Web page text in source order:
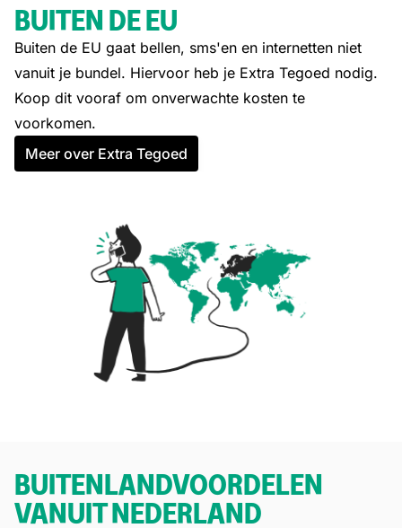
BUITEN DE EU
Buiten de EU gaat bellen, sms'en en internetten niet
vanuit je bundel. Hiervoor heb je Extra Tegoed nodig.
Koop dit vooraf om onverwachte kosten te
voorkomen.
Meer over Extra Tegoed
BUITENLANDVOORDELEN
VANUIT NEDERLAND